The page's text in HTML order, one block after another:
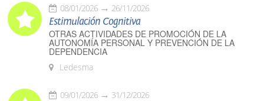
08/01/2026 26/11/2026
Estimulación Cognitiva
OTRAS ACTIVIDADES DE PROMOCIÓN DE LA
AUTONOMÍA PERSONAL Y PREVENCIÓN DE LA
DEPENDENCIA
Ledesma
09/01/2026 31/12/2026